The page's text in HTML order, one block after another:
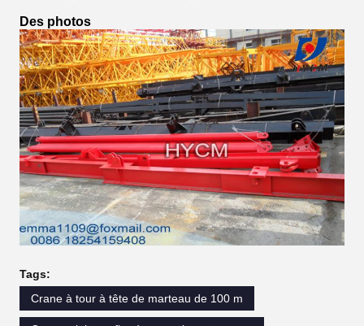
Des photos
Tags:
Crane à tour à tête de marteau de 100 m